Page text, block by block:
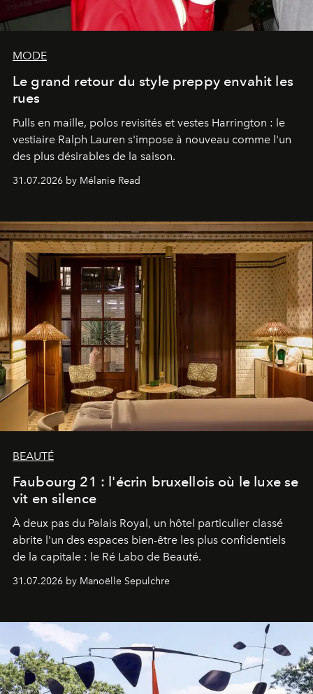
MODE
Le grand retour du style preppy envahit les
rues
Pulls en maille, polos revisités et vestes Harrington : le
vestiaire Ralph Lauren s'impose à nouveau comme l'un
des plus désirables de la saison.
31.07.2026 by Mélanie Read
BEAUTÉ
Faubourg 21 : l'écrin bruxellois où le luxe se
vit en silence
À deux pas du Palais Royal, un hôtel particulier classé
abrite l'un des espaces bien-être les plus confidentiels
de la capitale : le Ré Labo de Beauté.
31.07.2026 by Manoëlle Sepulchre